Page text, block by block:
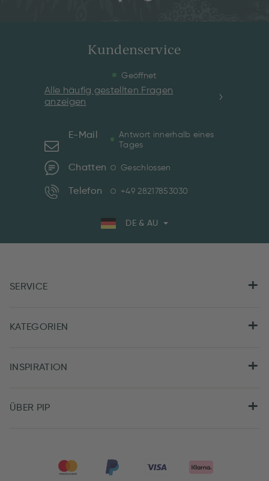
Kundenservice
Geöffnet
Alle häufig gestellten Fragen
anzeigen
E-Mail
Antwort innerhalb eines
Tages
Chatten Geschlossen
Telefon +49 28217853030
DE & AU
SERVICE
KATEGORIEN
INSPIRATION
ÜBER PIP